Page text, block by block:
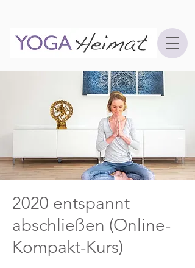
2020 entspannt
abschließen (Online-
Kompakt-Kurs)